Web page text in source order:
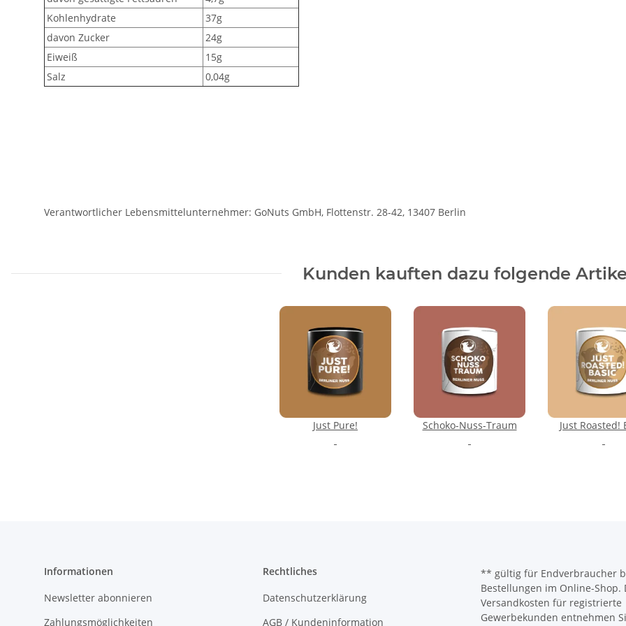
Kohlenhydrate
37g
davon Zucker
24g
Eiweiß
15g
Salz
0,04g
Verantwortlicher Lebensmittelunternehmer: GoNuts GmbH, Flottenstr. 28-42, 13407 Berlin
Kunden kauften dazu folgende
Just Pure! Schoko-Nuss-Traum Just Roasted!
Informationen
Newsletter abonnieren
Zahlungsmöglichkeiten
Rechtliches
Datenschutzerklärung
AGB / Kundeninformation
** gültig für Endverbraucher
Bestellungen im Online-Shop.
Versandkosten für registrierte
Gewerbekunden entnehmen